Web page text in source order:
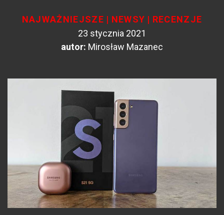
NAJWAŻNIEJSZE | NEWSY | RECENZJE
23 stycznia 2021
autor: Mirosław Mazanec